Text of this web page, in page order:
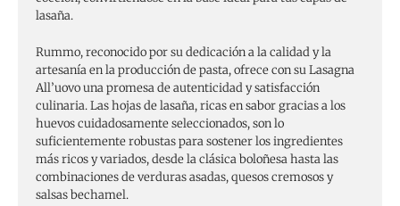
lasaña.
Rummo, reconocido por su dedicación a la calidad y la
artesanía en la producción de pasta, ofrece con su Lasagna
All’uovo una promesa de autenticidad y satisfacción
culinaria. Las hojas de lasaña, ricas en sabor gracias a los
huevos cuidadosamente seleccionados, son lo
suficientemente robustas para sostener los ingredientes
más ricos y variados, desde la clásica boloñesa hasta las
combinaciones de verduras asadas, quesos cremosos y
salsas bechamel.